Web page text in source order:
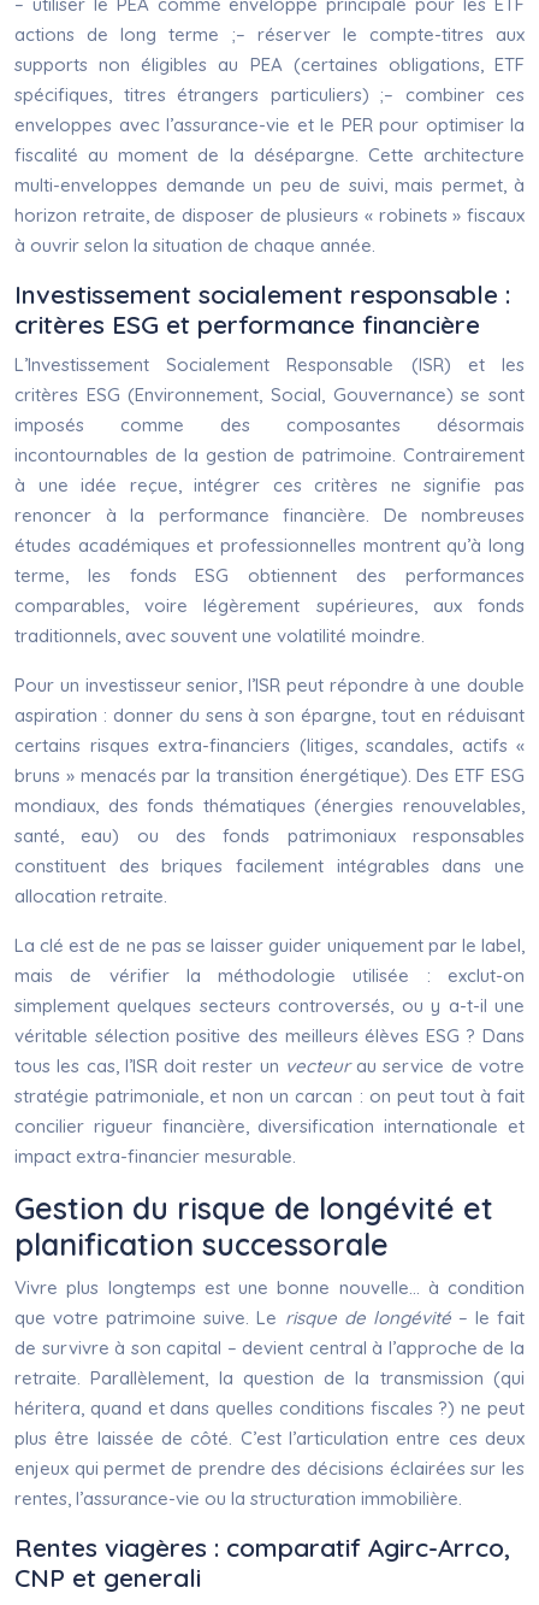
– utiliser le PEA comme enveloppe principale pour les ETF
actions de long terme ;– réserver le compte-titres aux
supports non éligibles au PEA (certaines obligations, ETF
spécifiques, titres étrangers particuliers) ;– combiner ces
enveloppes avec l’assurance-vie et le PER pour optimiser la
fiscalité au moment de la désépargne. Cette architecture
multi-enveloppes demande un peu de suivi, mais permet, à
horizon retraite, de disposer de plusieurs « robinets » fiscaux
à ouvrir selon la situation de chaque année.
Investissement socialement responsable :
critères ESG et performance financière
L’Investissement Socialement Responsable (ISR) et les
critères ESG (Environnement, Social, Gouvernance) se sont
imposés comme des composantes désormais
incontournables de la gestion de patrimoine. Contrairement
à une idée reçue, intégrer ces critères ne signifie pas
renoncer à la performance financière. De nombreuses
études académiques et professionnelles montrent qu’à long
terme, les fonds ESG obtiennent des performances
comparables, voire légèrement supérieures, aux fonds
traditionnels, avec souvent une volatilité moindre.
Pour un investisseur senior, l’ISR peut répondre à une double
aspiration : donner du sens à son épargne, tout en réduisant
certains risques extra-financiers (litiges, scandales, actifs «
bruns » menacés par la transition énergétique). Des ETF ESG
mondiaux, des fonds thématiques (énergies renouvelables,
santé, eau) ou des fonds patrimoniaux responsables
constituent des briques facilement intégrables dans une
allocation retraite.
La clé est de ne pas se laisser guider uniquement par le label,
mais de vérifier la méthodologie utilisée : exclut-on
simplement quelques secteurs controversés, ou y a-t-il une
véritable sélection positive des meilleurs élèves ESG ? Dans
tous les cas, l’ISR doit rester un vecteurau service de votre
stratégie patrimoniale, et non un carcan : on peut tout à fait
concilier rigueur financière, diversification internationale et
impact extra-financier mesurable.
Gestion du risque de longévité et
planification successorale
Vivre plus longtemps est une bonne nouvelle… à condition
que votre patrimoine suive. Le risque de longévité– le fait
de survivre à son capital – devient central à l’approche de la
retraite. Parallèlement, la question de la transmission (qui
héritera, quand et dans quelles conditions fiscales ?) ne peut
plus être laissée de côté. C’est l’articulation entre ces deux
enjeux qui permet de prendre des décisions éclairées sur les
rentes, l’assurance-vie ou la structuration immobilière.
Rentes viagères : comparatif Agirc-Arrco,
CNP et generali